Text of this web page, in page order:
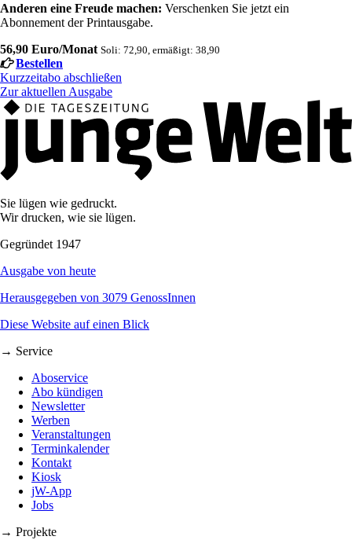
Anderen eine Freude machen: Verschenken Sie jetzt ein
Abonnement der Printausgabe.
56,90 Euro/Monat Soli: 72,90, ermäßigt: 38,90
Bestellen
Kurzzeitabo abschließen
Zur aktuellen Ausgabe
Sie lügen wie gedruckt.
Wir drucken, wie sie lügen.
Gegründet 1947
Ausgabe von heute
Herausgegeben von 3079 GenossInnen
Diese Website auf einen Blick
→ Service
Aboservice
Abo kündigen
Newsletter
Werben
Veranstaltungen
Terminkalender
Kontakt
Kiosk
jW-App
Jobs
→ Projekte